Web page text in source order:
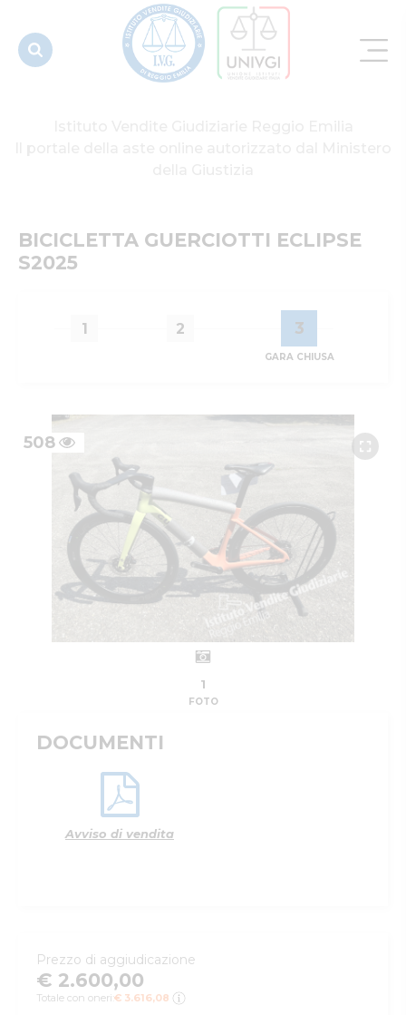
BICICLETTA GUERCIOTTI ECLIPSE
S2025
1 2 3
GARA CHIUSA
508
1
FOTO
DOCUMENTI
Avviso di vendita
Prezzo di aggiudicazione
€ 2.600,00
Totale con oneri: € 3.616,08